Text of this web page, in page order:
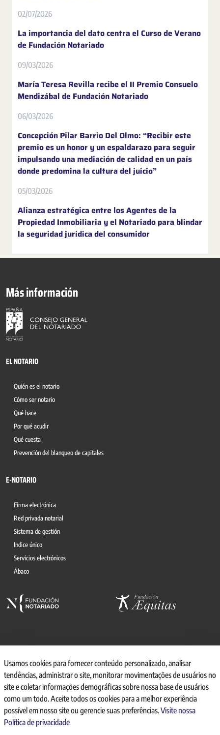
02/07/2026
La importancia del dato centra el Curso de Verano
de Fundación Notariado
09/03/2026
María Teresa Revilla recibe el II Premio Consuelo
Mendizábal de Fundación Notariado
06/03/2026
Concepción Pilar Barrio Del Olmo: “Recibir este
premio es un honor y un espaldarazo para seguir
impulsando una mediación de calidad en un país
donde predomina la cultura del juicio”
05/03/2026
Alianza estratégica entre los Agentes de la
Propiedad Inmobiliaria y el Notariado para blindar
la seguridad jurídica del consumidor
Más información
EL NOTARIO
Quién es el notario
Cómo ser notario
Qué hace
Por qué acudir
Qué cuesta
Prevención del blanqueo de capitales
E-NOTARIO
Firma electrónica
Red privada notarial
Sistema de gestión
Indice único
Servicios electrónicos
Ábaco
© 2026, CONSEJO GENERAL DEL NOTARIO
CANAL INTERNO DE INFORMACIÓN
REGISTRO DE ACTIVIDADES DE TRATAMIENTO
AVISO LEGAL
POLÍTICA DE PRIVACIDAD
POLÍTICA DE COOKIES
Usamos cookies para fornecer conteúdo personalizado, analisar
tendências, administrar o site, monitorar movimentações de usuários no
site e coletar informações demográficas sobre nossa base de usuários
como um todo. Aceite todos os cookies para a melhor experiência
possível em nosso site ou gerencie suas preferências.Visite nossa
Política de privacidade